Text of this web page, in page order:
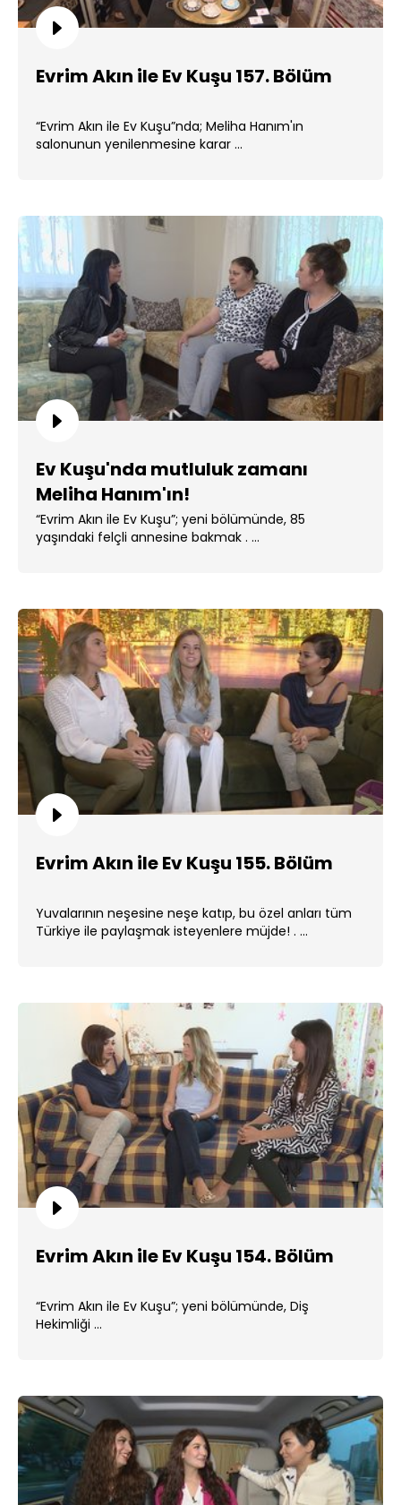
Evrim Akın ile Ev Kuşu 157. Bölüm
“Evrim Akın ile Ev Kuşu”nda; Meliha Hanım'ın
salonunun yenilenmesine karar ...
Ev Kuşu'nda mutluluk zamanı
Meliha Hanım'ın!
“Evrim Akın ile Ev Kuşu”; yeni bölümünde, 85
yaşındaki felçli annesine bakmak . ...
Evrim Akın ile Ev Kuşu 155. Bölüm
Yuvalarının neşesine neşe katıp, bu özel anları tüm
Türkiye ile paylaşmak isteyenlere müjde! . ...
Evrim Akın ile Ev Kuşu 154. Bölüm
“Evrim Akın ile Ev Kuşu”; yeni bölümünde, Diş
Hekimliği ...